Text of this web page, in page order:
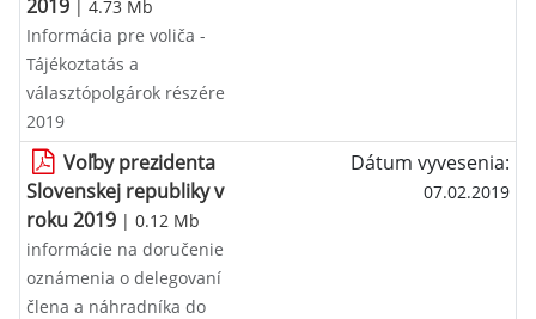
2019 | 4.73 Mb
Informácia pre voliča -
Tájékoztatás a
választópolgárok részére
2019
Voľby prezidenta
Slovenskej republiky v
roku 2019 | 0.12 Mb
Dátum vyvesenia:
07.02.2019
informácie na doručenie
oznámenia o delegovaní
člena a náhradníka do